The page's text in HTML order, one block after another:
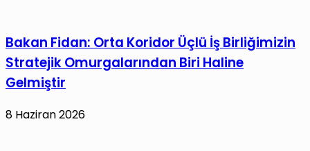
Dış
Satım
İlk
Duruşma
Görüldü
Bakan Fidan: Orta Koridor Üçlü İş Birliğimizin
Stratejik Omurgalarından Biri Haline
Gelmiştir
8 Haziran 2026